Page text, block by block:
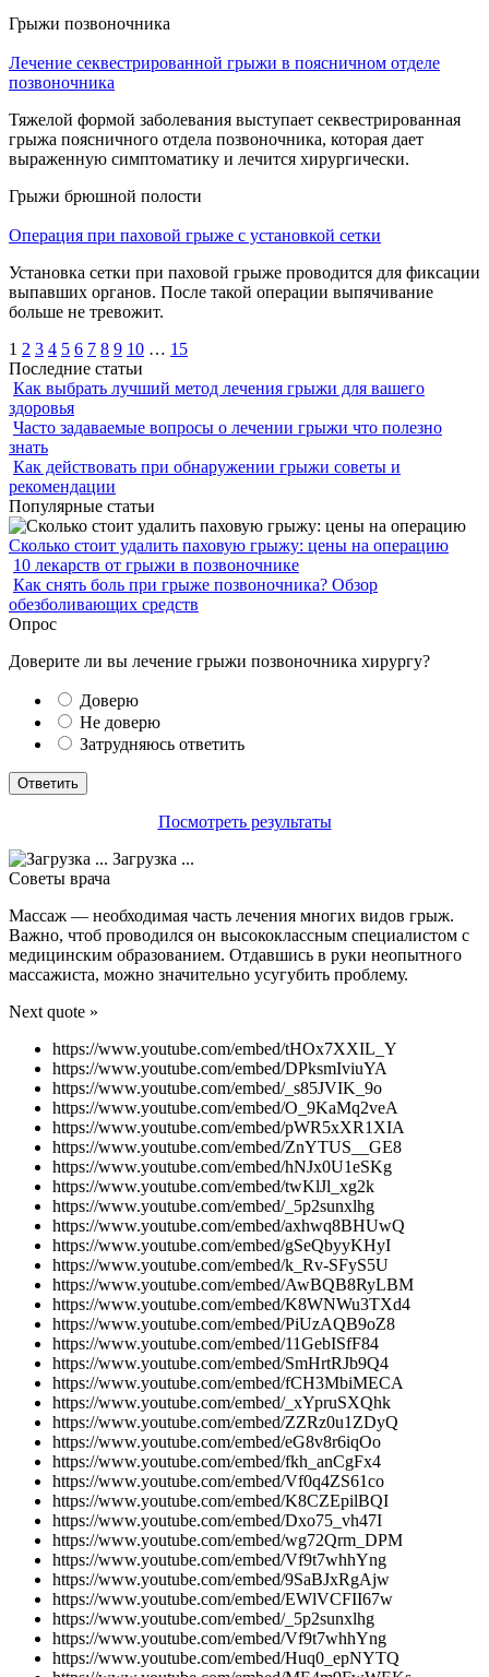
Грыжи позвоночника
Лечение секвестрированной грыжи в поясничном отделе
позвоночника
Тяжелой формой заболевания выступает секвестрированная
грыжа поясничного отдела позвоночника, которая дает
выраженную симптоматику и лечится хирургически.
Грыжи брюшной полости
Операция при паховой грыже с установкой сетки
Установка сетки при паховой грыже проводится для фиксации
выпавших органов. После такой операции выпячивание
больше не тревожит.
1 2 3 4 5 6 7 8 9 10 … 15
Последние статьи
Как выбрать лучший метод лечения грыжи для вашего
здоровья
Часто задаваемые вопросы о лечении грыжи что полезно
знать
Как действовать при обнаружении грыжи советы и
рекомендации
Популярные статьи
Сколько стоит удалить паховую грыжу: цены на операцию
10 лекарств от грыжи в позвоночнике
Как снять боль при грыже позвоночника? Обзор
обезболивающих средств
Опрос
Доверите ли вы лечение грыжи позвоночника хирургу?
Доверю
Не доверю
Затрудняюсь ответить
Посмотреть результаты
Загрузка ...
Советы врача
Массаж — необходимая часть лечения многих видов грыж.
Важно, чтоб проводился он высококлассным специалистом с
медицинским образованием. Отдавшись в руки неопытного
массажиста, можно значительно усугубить проблему.
Next quote »
https://www.youtube.com/embed/tHOx7XXIL_Y
https://www.youtube.com/embed/DPksmIviuYA
https://www.youtube.com/embed/_s85JVIK_9o
https://www.youtube.com/embed/O_9KaMq2veA
https://www.youtube.com/embed/pWR5xXR1XIA
https://www.youtube.com/embed/ZnYTUS__GE8
https://www.youtube.com/embed/hNJx0U1eSKg
https://www.youtube.com/embed/twKlJl_xg2k
https://www.youtube.com/embed/_5p2sunxlhg
https://www.youtube.com/embed/axhwq8BHUwQ
https://www.youtube.com/embed/gSeQbyyKHyI
https://www.youtube.com/embed/k_Rv-SFyS5U
https://www.youtube.com/embed/AwBQB8RyLBM
https://www.youtube.com/embed/K8WNWu3TXd4
https://www.youtube.com/embed/PiUzAQB9oZ8
https://www.youtube.com/embed/11GebISfF84
https://www.youtube.com/embed/SmHrtRJb9Q4
https://www.youtube.com/embed/fCH3MbiMECA
https://www.youtube.com/embed/_xYpruSXQhk
https://www.youtube.com/embed/ZZRz0u1ZDyQ
https://www.youtube.com/embed/eG8v8r6iqOo
https://www.youtube.com/embed/fkh_anCgFx4
https://www.youtube.com/embed/Vf0q4ZS61co
https://www.youtube.com/embed/K8CZEpilBQI
https://www.youtube.com/embed/Dxo75_vh47I
https://www.youtube.com/embed/wg72Qrm_DPM
https://www.youtube.com/embed/Vf9t7whhYng
https://www.youtube.com/embed/9SaBJxRgAjw
https://www.youtube.com/embed/EWlVCFII67w
https://www.youtube.com/embed/_5p2sunxlhg
https://www.youtube.com/embed/Vf9t7whhYng
https://www.youtube.com/embed/Huq0_epNYTQ